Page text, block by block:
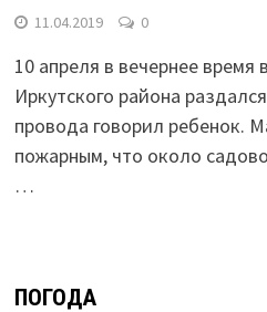
11.04.2019 0
10 апреля в вечернее время
Иркутского района
провода говорил ребенок.
пожарным, что около
…
ПОГОДА